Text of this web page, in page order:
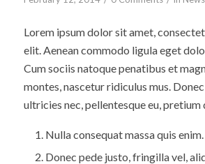
Lorem ipsum dolor sit amet,
elit. Aenean commodo ligula eget
Cum sociis natoque penatibus et
montes, nascetur ridiculus mus.
ultricies nec, pellentesque eu, pretium
Nulla consequat massa quis enim.
Donec pede justo, fringilla vel,